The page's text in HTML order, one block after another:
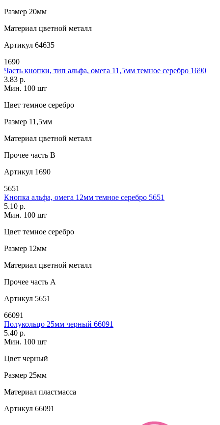
Размер 20мм
Материал цветной металл
Артикул 64635
1690
Часть кнопки, тип альфа, омега 11,5мм темное серебро 1690
3.83 р.
Мин. 100 шт
Цвет темное серебро
Размер 11,5мм
Материал цветной металл
Прочее часть B
Артикул 1690
5651
Кнопка альфа, омега 12мм темное серебро 5651
5.10 р.
Мин. 100 шт
Цвет темное серебро
Размер 12мм
Материал цветной металл
Прочее часть A
Артикул 5651
66091
Полукольцо 25мм черный 66091
5.40 р.
Мин. 100 шт
Цвет черный
Размер 25мм
Материал пластмасса
Артикул 66091